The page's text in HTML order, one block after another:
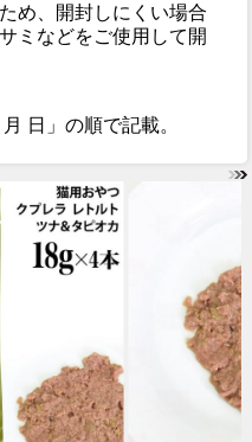
め、開封しにくい場合
ミなどをご使用して開
日」の順で記載。